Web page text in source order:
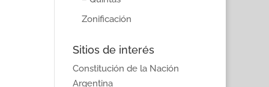
Zonificación
Sitios de interés
Constitución de la Nación
Argentina